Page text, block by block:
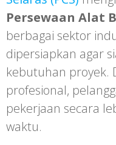
Persewaan Alat
berbagai sektor
dipersiapkan agar
kebutuhan proyek.
profesional,
pekerjaan secara
waktu.